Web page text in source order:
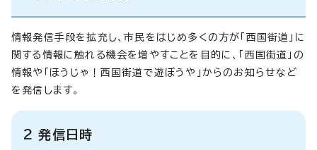
情報発信手段を拡充し、市民をはじめ多くの方が「西国街道」に
関する情報に触れる機会を増やすことを目的に、「西国街道」の
情報や「ほうじゃ！西国街道で遊ぼうや」からのお知らせなど
を発信します。
2 発信日時